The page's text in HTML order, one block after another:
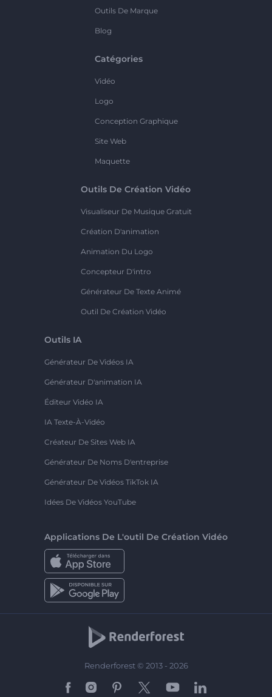
Outils De Marque
Blog
Catégories
Vidéo
Logo
Conception Graphique
Site Web
Maquette
Outils De Création Vidéo
Visualiseur De Musique Gratuit
Création D'animation
Animation Du Logo
Concepteur D'intro
Générateur De Texte Animé
Outil De Création Vidéo
Outils IA
Générateur De Vidéos IA
Générateur D'animation IA
Éditeur Vidéo IA
IA Texte-À-Vidéo
Créateur De Sites Web IA
Générateur De Noms D'entreprise
Générateur De Vidéos TikTok IA
Idées De Vidéos YouTube
Applications De L'outil De Création Vidéo
Renderforest © 2013 - 2026